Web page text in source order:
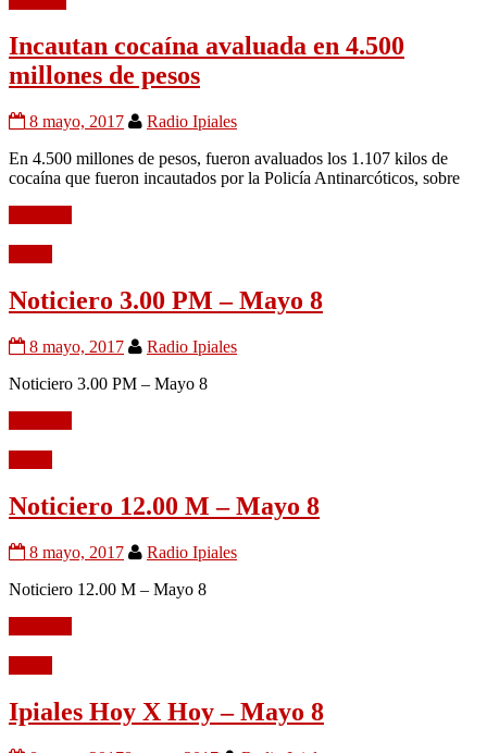
Incautan cocaína avaluada en 4.500
millones de pesos
8 mayo, 2017
Radio Ipiales
En 4.500 millones de pesos, fueron avaluados los 1.107 kilos de
cocaína que fueron incautados por la Policía Antinarcóticos, sobre
Noticiero 3.00 PM – Mayo 8
8 mayo, 2017
Radio Ipiales
Noticiero 3.00 PM – Mayo 8
Noticiero 12.00 M – Mayo 8
8 mayo, 2017
Radio Ipiales
Noticiero 12.00 M – Mayo 8
Ipiales Hoy X Hoy – Mayo 8